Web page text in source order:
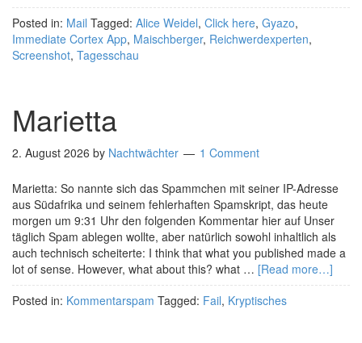
Posted in: Mail Tagged: Alice Weidel, Click here, Gyazo,
Immediate Cortex App, Maischberger, Reichwerdexperten,
Screenshot, Tagesschau
Marietta
2. August 2026 by Nachtwächter 1 Comment
Marietta: So nannte sich das Spammchen mit seiner IP-Adresse
aus Südafrika und seinem fehlerhaften Spamskript, das heute
morgen um 9:31 Uhr den folgenden Kommentar hier auf Unser
täglich Spam ablegen wollte, aber natürlich sowohl inhaltlich als
auch technisch scheiterte: I think that what you published made a
lot of sense. However, what about this? what … [Read more…]
Posted in: Kommentarspam Tagged: Fail, Kryptisches